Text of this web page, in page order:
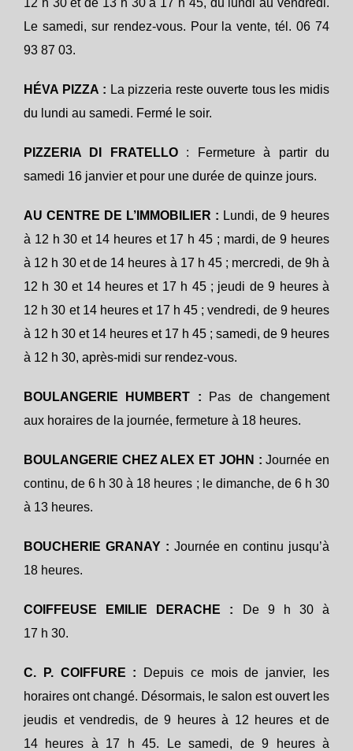
12 h 30 et de 13 h 30 à 17 h 45, du lundi au vendredi.
Le samedi, sur rendez-vous. Pour la vente, tél. 06 74
93 87 03.
HÉVA PIZZA : La pizzeria reste ouverte tous les midis
du lundi au samedi. Fermé le soir.
PIZZERIA DI FRATELLO: Fermeture à partir du
samedi 16 janvier et pour une durée de quinze jours.
AU CENTRE DE L’IMMOBILIER : Lundi, de 9 heures
à 12 h 30 et 14 heures et 17 h 45 ; mardi, de 9 heures
à 12 h 30 et de 14 heures à 17 h 45 ; mercredi, de 9h à
12 h 30 et 14 heures et 17 h 45 ; jeudi de 9 heures à
12 h 30 et 14 heures et 17 h 45 ; vendredi, de 9 heures
à 12 h 30 et 14 heures et 17 h 45 ; samedi, de 9 heures
à 12 h 30, après-midi sur rendez-vous.
BOULANGERIE HUMBERT : Pas de changement
aux horaires de la journée, fermeture à 18 heures.
BOULANGERIE CHEZ ALEX ET JOHN : Journée en
continu, de 6 h 30 à 18 heures ; le dimanche, de 6 h 30
à 13 heures.
BOUCHERIE GRANAY : Journée en continu jusqu’à
18 heures.
COIFFEUSE EMILIE DERACHE : De 9 h 30 à
17 h 30.
C. P. COIFFURE : Depuis ce mois de janvier, les
horaires ont changé. Désormais, le salon est ouvert les
jeudis et vendredis, de 9 heures à 12 heures et de
14 heures à 17 h 45. Le samedi, de 9 heures à